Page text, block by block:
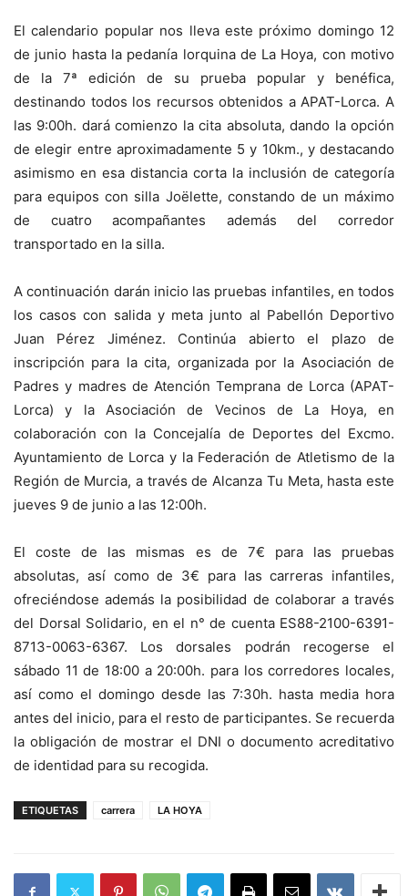
El calendario popular nos lleva este próximo domingo 12
de junio hasta la pedanía lorquina de La Hoya, con motivo
de la 7ª edición de su prueba popular y benéfica,
destinando todos los recursos obtenidos a APAT-Lorca. A
las 9:00h. dará comienzo la cita absoluta, dando la opción
de elegir entre aproximadamente 5 y 10km., y destacando
asimismo en esa distancia corta la inclusión de categoría
para equipos con silla Joëlette, constando de un máximo
de cuatro acompañantes además del corredor
transportado en la silla.
A continuación darán inicio las pruebas infantiles, en todos
los casos con salida y meta junto al Pabellón Deportivo
Juan Pérez Jiménez. Continúa abierto el plazo de
inscripción para la cita, organizada por la Asociación de
Padres y madres de Atención Temprana de Lorca (APAT-
Lorca) y la Asociación de Vecinos de La Hoya, en
colaboración con la Concejalía de Deportes del Excmo.
Ayuntamiento de Lorca y la Federación de Atletismo de la
Región de Murcia, a través de Alcanza Tu Meta, hasta este
jueves 9 de junio a las 12:00h.
El coste de las mismas es de 7€ para las pruebas
absolutas, así como de 3€ para las carreras infantiles,
ofreciéndose además la posibilidad de colaborar a través
del Dorsal Solidario, en el n° de cuenta ES88-2100-6391-
8713-0063-6367. Los dorsales podrán recogerse el
sábado 11 de 18:00 a 20:00h. para los corredores locales,
así como el domingo desde las 7:30h. hasta media hora
antes del inicio, para el resto de participantes. Se recuerda
la obligación de mostrar el DNI o documento acreditativo
de identidad para su recogida.
ETIQUETAS carrera LA HOYA